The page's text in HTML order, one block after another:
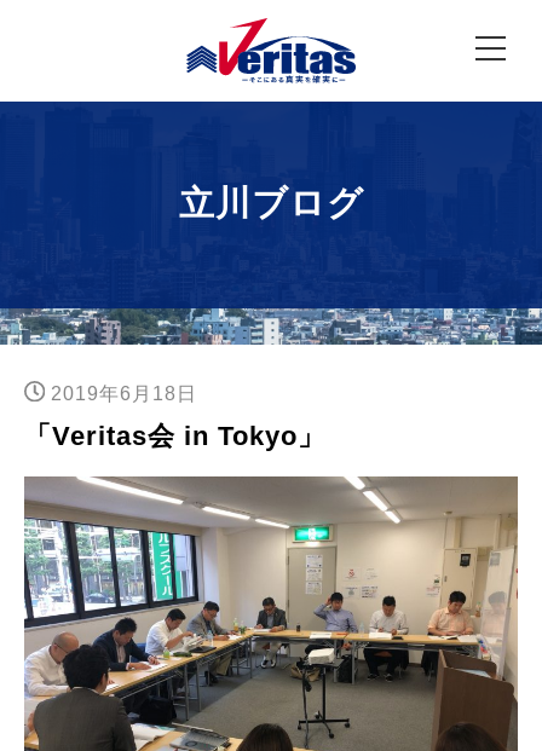
立川ブログ
2019年6月18日
「Veritas会 in Tokyo」